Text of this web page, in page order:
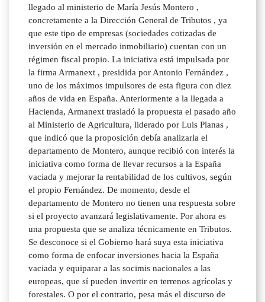
llegado al ministerio de María Jesús Montero ,
concretamente a la Dirección General de Tributos , ya
que este tipo de empresas (sociedades cotizadas de
inversión en el mercado inmobiliario) cuentan con un
régimen fiscal propio. La iniciativa está impulsada por
la firma Armanext , presidida por Antonio Fernández ,
uno de los máximos impulsores de esta figura con diez
años de vida en España. Anteriormente a la llegada a
Hacienda, Armanext trasladó la propuesta el pasado año
al Ministerio de Agricultura, liderado por Luis Planas ,
que indicó que la proposición debía analizarla el
departamento de Montero, aunque recibió con interés la
iniciativa como forma de llevar recursos a la España
vaciada y mejorar la rentabilidad de los cultivos, según
el propio Fernández. De momento, desde el
departamento de Montero no tienen una respuesta sobre
si el proyecto avanzará legislativamente. Por ahora es
una propuesta que se analiza técnicamente en Tributos.
Se desconoce si el Gobierno hará suya esta iniciativa
como forma de enfocar inversiones hacia la España
vaciada y equiparar a las socimis nacionales a las
europeas, que sí pueden invertir en terrenos agrícolas y
forestales. O por el contrario, pesa más el discurso de